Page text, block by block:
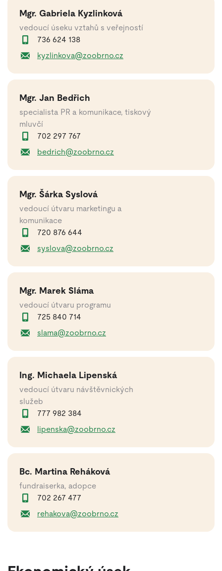
Mgr. Gabriela Kyzlinková
vedoucí úseku vztahů s veřejností
736 624 138
kyzlinkova@zoobrno.cz
Mgr. Jan Bedřich
specialista PR a komunikace, tiskový
mluvčí
702 297 767
bedrich@zoobrno.cz
Mgr. Šárka Syslová
vedoucí útvaru marketingu a
komunikace
720 876 644
syslova@zoobrno.cz
Mgr. Marek Sláma
vedoucí útvaru programu
725 840 714
slama@zoobrno.cz
Ing. Michaela Lipenská
vedoucí útvaru návštěvnických
služeb
777 982 384
lipenska@zoobrno.cz
Bc. Martina Reháková
fundraiserka, adopce
702 267 477
rehakova@zoobrno.cz